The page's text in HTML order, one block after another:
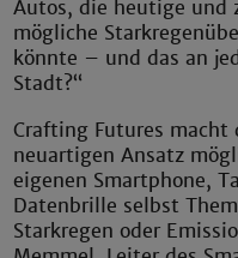
Autos, die heutige und
mögliche
könnte – und das an
Stadt?“
Crafting Futures
neuartigen Ansatz
eigenen Smartphone,
Datenbrille selbst
Starkregen oder